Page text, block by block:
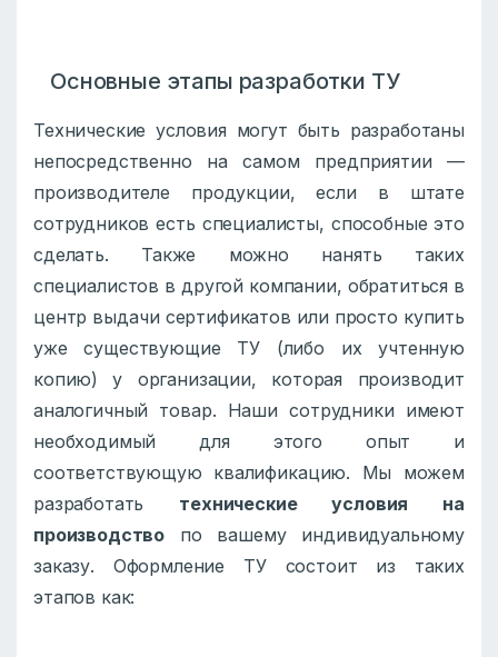
Основные этапы разработки ТУ
Технические условия могут быть разработаны
непосредственно на самом предприятии —
производителе продукции, если в штате
сотрудников есть специалисты, способные это
сделать. Также можно нанять таких
специалистов в другой компании, обратиться в
центр выдачи сертификатов или просто купить
уже существующие ТУ (либо их учтенную
копию) у организации, которая производит
аналогичный товар. Наши сотрудники имеют
необходимый для этого опыт и
соответствующую квалификацию. Мы можем
разработать технические условия на
производство по вашему индивидуальному
заказу. Оформление ТУ состоит из таких
этапов как: